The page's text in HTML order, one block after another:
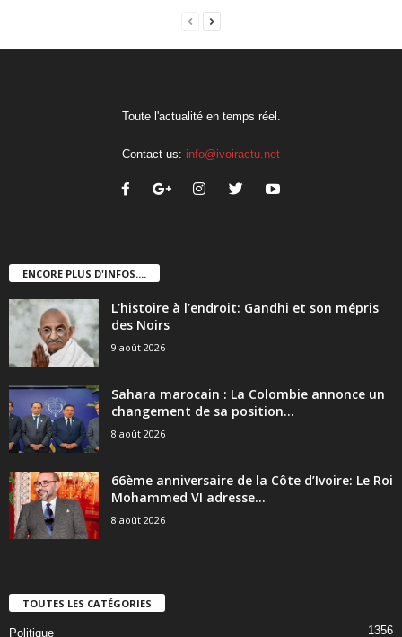
Toute l'actualité en temps réel.
Contact us: info@ivoiractu.net
ENCORE PLUS D'INFOS....
L’histoire à l’endroit: Gandhi et son mépris
des Noirs
9 août 2026
Sahara marocain : La Colombie annonce un
changement de sa position...
8 août 2026
66ème anniversaire de la Côte d’Ivoire: Le Roi
Mohammed VI adresse...
8 août 2026
TOUTES LES CATÉGORIES
Politique 1356